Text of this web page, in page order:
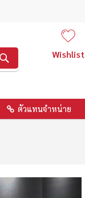
Wishlist
ตัวแทนจำหน่าย